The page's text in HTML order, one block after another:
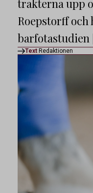
trakterna upp
Roepstorff och
Text Redaktionen